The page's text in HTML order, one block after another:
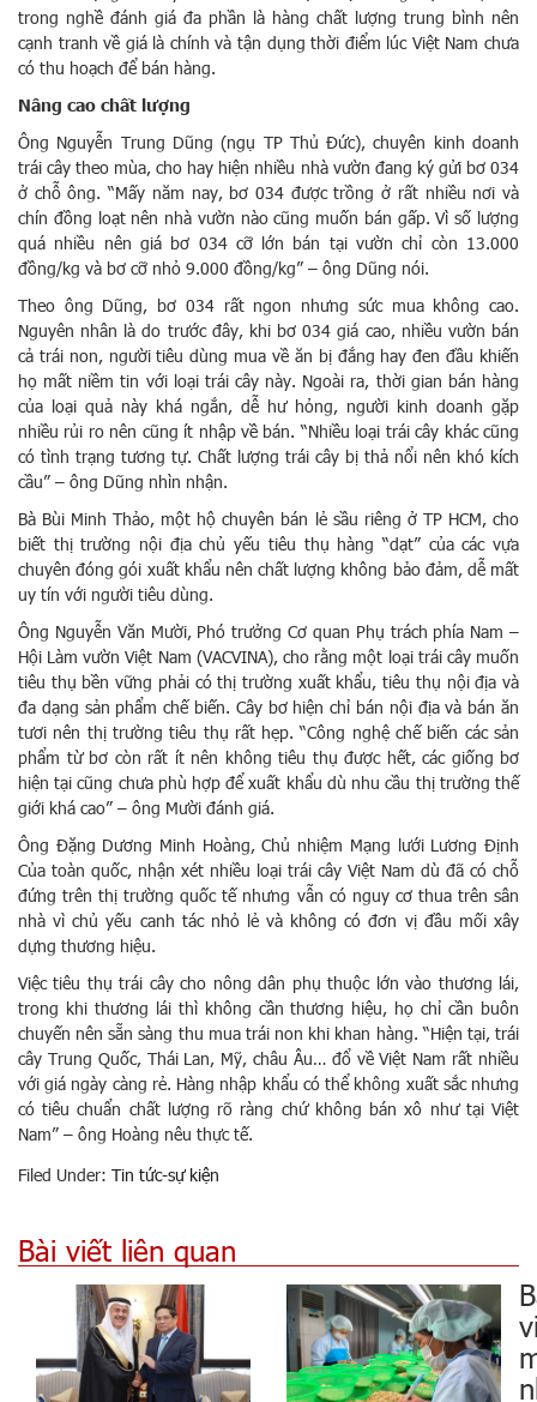
trong nghề đánh giá đa phần là hàng chất lượng trung bình nên
cạnh tranh về giá là chính và tận dụng thời điểm lúc Việt Nam chưa
có thu hoạch để bán hàng.
Nâng cao chất lượng
Ông Nguyễn Trung Dũng (ngụ TP Thủ Đức), chuyên kinh doanh
trái cây theo mùa, cho hay hiện nhiều nhà vườn đang ký gửi bơ 034
ở chỗ ông. “Mấy năm nay, bơ 034 được trồng ở rất nhiều nơi và
chín đồng loạt nên nhà vườn nào cũng muốn bán gấp. Vì số lượng
quá nhiều nên giá bơ 034 cỡ lớn bán tại vườn chỉ còn 13.000
đồng/kg và bơ cỡ nhỏ 9.000 đồng/kg” – ông Dũng nói.
Theo ông Dũng, bơ 034 rất ngon nhưng sức mua không cao.
Nguyên nhân là do trước đây, khi bơ 034 giá cao, nhiều vườn bán
cả trái non, người tiêu dùng mua về ăn bị đắng hay đen đầu khiến
họ mất niềm tin với loại trái cây này. Ngoài ra, thời gian bán hàng
của loại quả này khá ngắn, dễ hư hỏng, người kinh doanh gặp
nhiều rủi ro nên cũng ít nhập về bán. “Nhiều loại trái cây khác cũng
có tình trạng tương tự. Chất lượng trái cây bị thả nổi nên khó kích
cầu” – ông Dũng nhìn nhận.
Bà Bùi Minh Thảo, một hộ chuyên bán lẻ sầu riêng ở TP HCM, cho
biết thị trường nội địa chủ yếu tiêu thụ hàng “dạt” của các vựa
chuyên đóng gói xuất khẩu nên chất lượng không bảo đảm, dễ mất
uy tín với người tiêu dùng.
Ông Nguyễn Văn Mười, Phó trưởng Cơ quan Phụ trách phía Nam –
Hội Làm vườn Việt Nam (VACVINA), cho rằng một loại trái cây muốn
tiêu thụ bền vững phải có thị trường xuất khẩu, tiêu thụ nội địa và
đa dạng sản phẩm chế biến. Cây bơ hiện chỉ bán nội địa và bán ăn
tươi nên thị trường tiêu thụ rất hẹp. “Công nghệ chế biến các sản
phẩm từ bơ còn rất ít nên không tiêu thụ được hết, các giống bơ
hiện tại cũng chưa phù hợp để xuất khẩu dù nhu cầu thị trường thế
giới khá cao” – ông Mười đánh giá.
Ông Đặng Dương Minh Hoàng, Chủ nhiệm Mạng lưới Lương Định
Của toàn quốc, nhận xét nhiều loại trái cây Việt Nam dù đã có chỗ
đứng trên thị trường quốc tế nhưng vẫn có nguy cơ thua trên sân
nhà vì chủ yếu canh tác nhỏ lẻ và không có đơn vị đầu mối xây
dựng thương hiệu.
Việc tiêu thụ trái cây cho nông dân phụ thuộc lớn vào thương lái,
trong khi thương lái thì không cần thương hiệu, họ chỉ cần buôn
chuyến nên sẵn sàng thu mua trái non khi khan hàng. “Hiện tại, trái
cây Trung Quốc, Thái Lan, Mỹ, châu Âu… đổ về Việt Nam rất nhiều
với giá ngày càng rẻ. Hàng nhập khẩu có thể không xuất sắc nhưng
có tiêu chuẩn chất lượng rõ ràng chứ không bán xô như tại Việt
Nam” – ông Hoàng nêu thực tế.
Filed Under: Tin tức-sự kiện
Bài viết liên quan